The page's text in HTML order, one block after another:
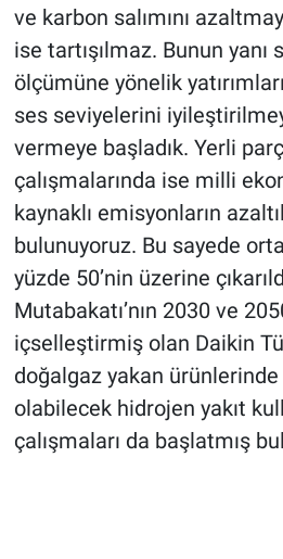
ve karbon salımını
ise tartışılmaz. Bunun yanı
ölçümüne yönelik
ses seviyelerini
vermeye başladık. Yerli
çalışmalarında ise milli
kaynaklı emisyonların
bulunuyoruz. Bu sayede
yüzde 50’nin üzerine
Mutabakatı’nın 2030 ve
içselleştirmiş olan Daikin
doğalgaz yakan
olabilecek hidrojen yakıt
çalışmaları da başlatmış